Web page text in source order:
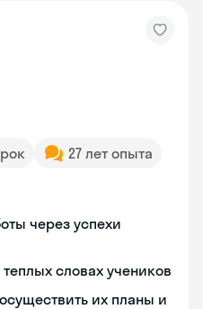
27 лет опыта
через успехи
словах учеников
их планы и